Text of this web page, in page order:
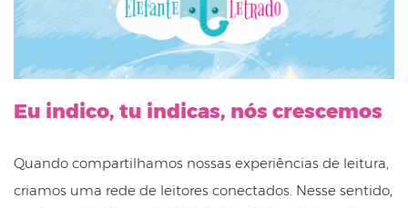
Eu indico, tu indicas, nós crescemos
Quando compartilhamos nossas experiências de leitura,
criamos uma rede de leitores conectados. Nesse sentido,